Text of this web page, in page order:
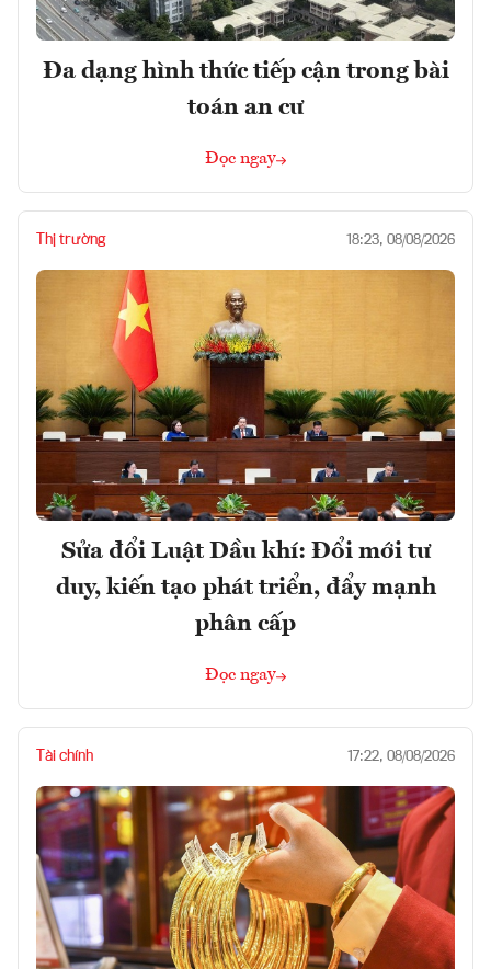
Đa dạng hình thức tiếp cận trong bài
toán an cư
Đọc ngay
Thị trường 18:23, 08/08/2026
Sửa đổi Luật Dầu khí: Đổi mới tư
duy, kiến tạo phát triển, đẩy mạnh
phân cấp
Đọc ngay
Tài chính 17:22, 08/08/2026